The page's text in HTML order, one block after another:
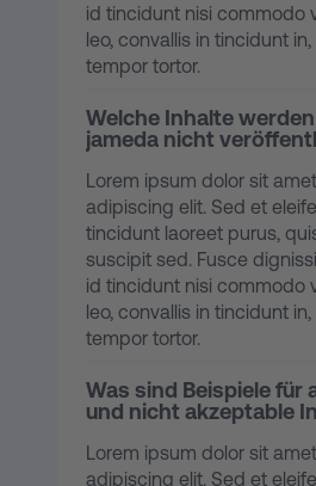
id tincidunt nisi commodo
leo, convallis in tincidunt
tempor tortor.
Welche Inhalte
jameda nicht
Lorem ipsum dolor sit
adipiscing elit. Sed et
tincidunt laoreet purus,
suscipit sed. Fusce
id tincidunt nisi commodo
leo, convallis in tincidunt
tempor tortor.
Was sind Beispiele für
und nicht akzeptable
Lorem ipsum dolor sit
adipiscing elit. Sed et